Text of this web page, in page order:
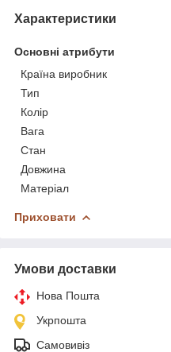
Характеристики
Основні атрибути
Країна виробник
Тип
Колір
Вага
Стан
Довжина
Матеріал
Приховати
Умови доставки
Нова Пошта
Укрпошта
Самовивіз